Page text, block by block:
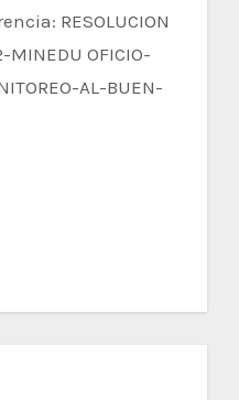
RESOLUCION
MINEDU OFICIO-
AL-BUEN-